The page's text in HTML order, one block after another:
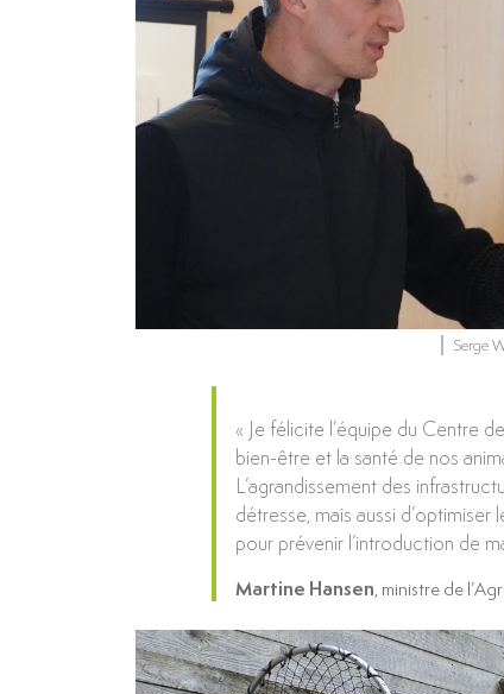
Serge
« Je félicite l’équipe du Centre
bien-être et la santé de nos
L’agrandissement des
détresse, mais aussi
pour prévenir l’introduction de
Martine Hansen, ministre de